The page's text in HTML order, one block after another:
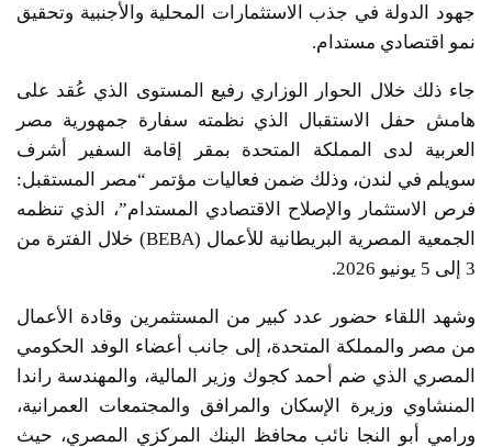
جهود الدولة في جذب الاستثمارات المحلية والأجنبية وتحقيق
نمو اقتصادي مستدام.
جاء ذلك خلال الحوار الوزاري رفيع المستوى الذي عُقد على
هامش حفل الاستقبال الذي نظمته سفارة جمهورية مصر
العربية لدى المملكة المتحدة بمقر إقامة السفير أشرف
سويلم في لندن، وذلك ضمن فعاليات مؤتمر “مصر المستقبل:
فرص الاستثمار والإصلاح الاقتصادي المستدام”، الذي تنظمه
الجمعية المصرية البريطانية للأعمال (BEBA) خلال الفترة من
3 إلى 5 يونيو 2026.
وشهد اللقاء حضور عدد كبير من المستثمرين وقادة الأعمال
من مصر والمملكة المتحدة، إلى جانب أعضاء الوفد الحكومي
المصري الذي ضم أحمد كجوك وزير المالية، والمهندسة راندا
المنشاوي وزيرة الإسكان والمرافق والمجتمعات العمرانية،
ورامي أبو النجا نائب محافظ البنك المركزي المصري، حيث